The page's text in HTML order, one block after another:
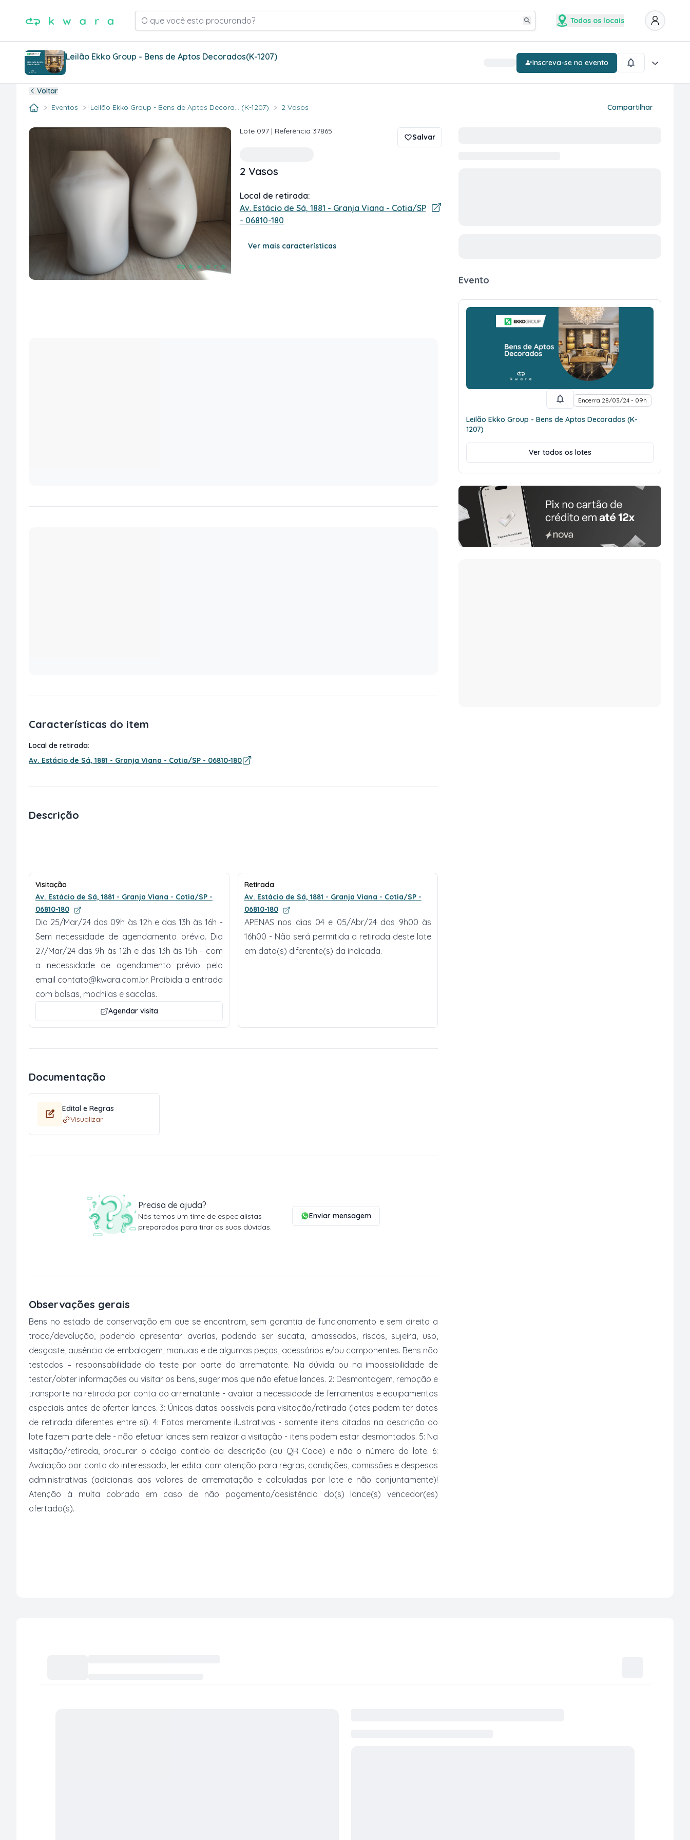
O que você esta procurando? Todos os locais
Leilão Ekko Group - Bens de Aptos Decorados(K-1207)
Inscreva-se no evento
Voltar
> Eventos > Leilão Ekko Group - Bens de Aptos Decora... (K-1207) > 2 Vasos Compartilhar
Lote 097| Referência 37865
Salvar
2 Vasos
Local de retirada:
Av. Estácio de Sá, 1881 - Granja Viana - Cotia/SP
- 06810-180
Ver mais características
Evento
Encerra 28/03/24 - 09h
Leilão Ekko Group - Bens de Aptos Decorados (K-
1207)
Ver todos os lotes
Características do item
Local de retirada:
Av. Estácio de Sá, 1881 - Granja Viana - Cotia/SP - 06810-180
Descrição
Visitação
Av. Estácio de Sá, 1881 - Granja Viana - Cotia/SP -
06810-180
Dia 25/Mar/24 das 09h às 12h e das 13h às 16h -
Sem necessidade de agendamento prévio. Dia
27/Mar/24 das 9h às 12h e das 13h às 15h - com
a necessidade de agendamento prévio pelo
email contato@kwara.com.br. Proibida a entrada
com bolsas, mochilas e sacolas.
Agendar visita
Retirada
Av. Estácio de Sá, 1881 - Granja Viana - Cotia/SP -
06810-180
APENAS nos dias 04 e 05/Abr/24 das 9h00 às
16h00 - Não será permitida a retirada deste lote
em data(s) diferente(s) da indicada.
Documentação
Edital e Regras
Visualizar
Precisa de ajuda?
Nós temos um time de especialistas
preparados para tirar as suas dúvidas.
Enviar mensagem
Observações gerais
Bens no estado de conservação em que se encontram, sem garantia de funcionamento e sem direito a
troca/devolução, podendo apresentar avarias, podendo ser sucata, amassados, riscos, sujeira, uso,
desgaste, ausência de embalagem, manuais e de algumas peças, acessórios e/ou componentes. Bens não
testados – responsabilidade do teste por parte do arrematante. Na dúvida ou na impossibilidade de
testar/obter informações ou visitar os bens, sugerimos que não efetue lances. 2: Desmontagem, remoção e
transporte na retirada por conta do arrematante - avaliar a necessidade de ferramentas e equipamentos
especiais antes de ofertar lances. 3: Únicas datas possíveis para visitação/retirada (lotes podem ter datas
de retirada diferentes entre si). 4: Fotos meramente ilustrativas - somente itens citados na descrição do
lote fazem parte dele - não efetuar lances sem realizar a visitação - itens podem estar desmontados. 5: Na
visitação/retirada, procurar o código contido da descrição (ou QR Code) e não o número do lote. 6:
Avaliação por conta do interessado, ler edital com atenção para regras, condições, comissões e despesas
administrativas (adicionais aos valores de arrematação e calculadas por lote e não conjuntamente)!
Atenção à multa cobrada em caso de não pagamento/desistência do(s) lance(s) vencedor(es)
ofertado(s).